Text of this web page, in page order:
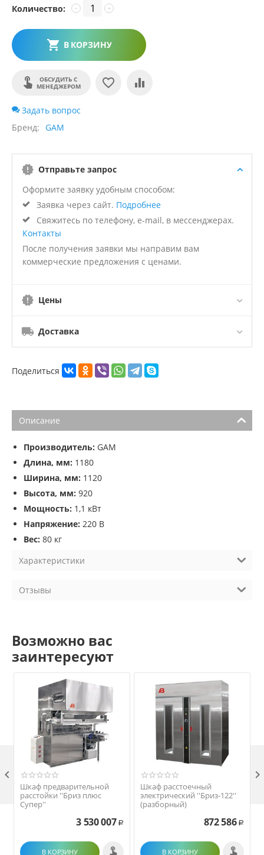
Количество: +
−
В КОРЗИНУ
ОБСУДИТЬ С
МЕНЕДЖЕРОМ
Задать вопрос
Бренд
GAM
Отправьте запрос
Оформите заявку удобным способом:
Заявка через сайт. Подробнее
Свяжитесь по телефону, e-mail, в мессенджерах.
Контакты
После получения заявки мы направим вам
коммерческие предложения с ценами.
Цены
Доставка
Поделиться
Описание
Производитель: GAM
Длина, мм: 1180
Ширина, мм: 1120
Высота, мм: 920
Мощность: 1,1 кВт
Напряжение: 220 В
Вес: 80 кг
Характеристики
Отзывы
Возможно вас
заинтересуют
Шкаф предварительной
расстойки ''Бриз плюс
Супер''
3 530 007 Р
В КОРЗИНУ
Шкаф расстоечный
электрический ''Бриз-122''
(разборный)
872 586 Р
В КОРЗИНУ
 